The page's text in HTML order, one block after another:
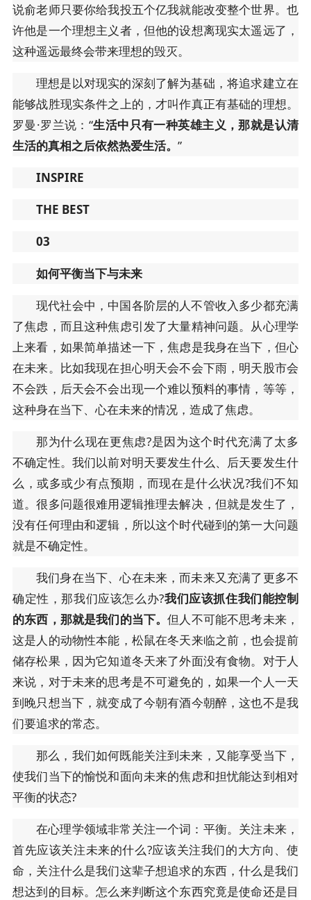
说俞老师只要你给我投五个亿我就能改变整个世界。也
许他是一个理想主义者，但他的设想离现实太遥远了，
这种遥远最终会带来理想的毁灭。
理想是以对现实的深刻了解为基础，将追求建立在
能够战胜现实条件之上的，才叫作真正有基础的理想。
罗曼·罗兰说：“生活中只有一种英雄主义，那就是认清
生活的真相之后依然热爱生活。 ”
INSPIRE
THE BEST
03
如何平衡当下与未来
现代社会中，中国各阶层的人不管收入多少都充满
了焦虑，而且这种焦虑引发了大量精神问题。从心理学
上来看，如果简单描述一下，焦虑是我身在当下，但心
在未来。比如我现在担心明天会不会下雨，明天股市会
不会跌，后天会不会出现一个难以预料的事情，等等，
这种身在当下、心在未来的情况，造成了焦虑。
那为什么现在更焦虑?是因为这个时代充满了太多
不确定性。我们以前对明天要发生什么、后天要发生什
么，或多或少有点预期，而现在是什么状况?我们不知
道。很多问题很难用逻辑推理去解决，但就是发生了，
没有任何理由和逻辑，所以这个时代碰到的第一大问题
就是不确定性。
我们身在当下、心在未来，而未来又充满了更多不
确定性，那我们应该怎么办?我们应该抓住我们能控制
的东西，那就是我们的当下。但人不可能不思考未来，
这是人的动物性本能，松鼠在冬天来临之前，也会提前
储存松果，因为它知道冬天来了外面没有食物。对于人
来说，对于未来的思考是不可避免的，如果一个人一天
到晚只想当下，就变成了今朝有酒今朝醉，这也不是我
们要追求的常态。
那么，我们如何既能关注到未来，又能享受当下，
使我们当下的愉悦和面向未来的焦虑和担忧能达到相对
平衡的状态?
在心理学领域非常关注一个词：平衡。关注未来，
首先应该关注未来的什么?应该关注我们的大方向、使
命，关注什么是我们这辈子想追求的东西，什么是我们
想达到的目标。怎么来判断这个东西究竟是使命还是目